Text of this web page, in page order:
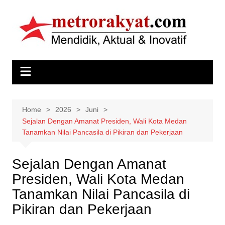
content
Home 2026
Juni
Sejalan Dengan Amanat Presiden, Wali Kota Medan
Tanamkan Nilai Pancasila di Pikiran dan Pekerjaan
Sejalan Dengan Amanat
Presiden, Wali Kota Medan
Tanamkan Nilai Pancasila di
Pikiran dan Pekerjaan